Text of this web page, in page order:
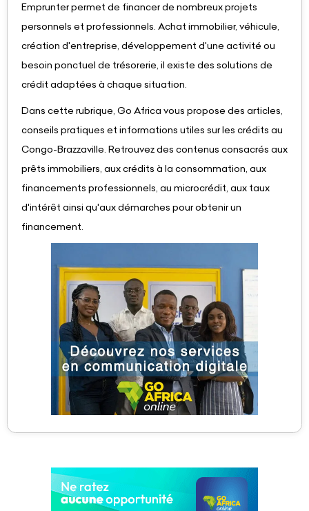
Emprunter permet de financer de nombreux projets
personnels et professionnels. Achat immobilier, véhicule,
création d'entreprise, développement d'une activité ou
besoin ponctuel de trésorerie, il existe des solutions de
crédit adaptées à chaque situation.
Dans cette rubrique, Go Africa vous propose des articles,
conseils pratiques et informations utiles sur les crédits au
Congo-Brazzaville. Retrouvez des contenus consacrés aux
prêts immobiliers, aux crédits à la consommation, aux
financements professionnels, au microcrédit, aux taux
d'intérêt ainsi qu'aux démarches pour obtenir un
financement.